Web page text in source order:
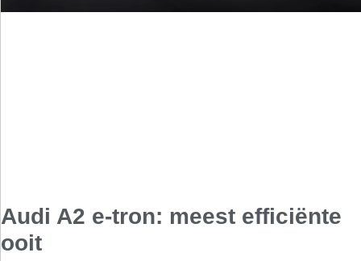
Audi A2 e-tron: meest efficiënte
ooit